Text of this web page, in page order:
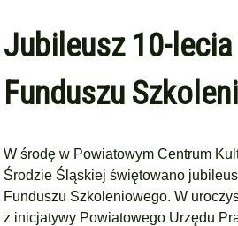
Jubileusz 10-
Funduszu
W środę w Powiatowym Centrum
Środzie Śląskiej świętowano
Funduszu Szkoleniowego. W
z inicjatywy Powiatowego Urzędu